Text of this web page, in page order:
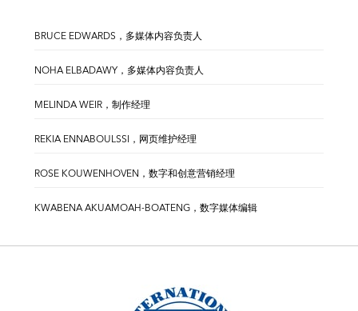
BRUCE EDWARDS，多媒体内容负责人
NOHA ELBADAWY，多媒体内容负责人
MELINDA WEIR，制作经理
REKIA ENNABOULSSI，网页维护经理
ROSE KOUWENHOVEN，数字和创意营销经理
KWABENA AKUAMOAH-BOATENG，数字媒体编辑